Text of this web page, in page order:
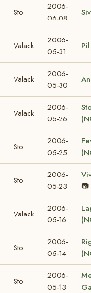
Sto
2006-
06-08
Valack
2006-
05-31
Pil
Valack
2006-
05-30
Valack
2006-
05-26
Sto
2006-
05-25
Sto
2006-
05-23
📷
Valack
2006-
05-16
Sto
2006-
05-14
Sto
2006-
05-13